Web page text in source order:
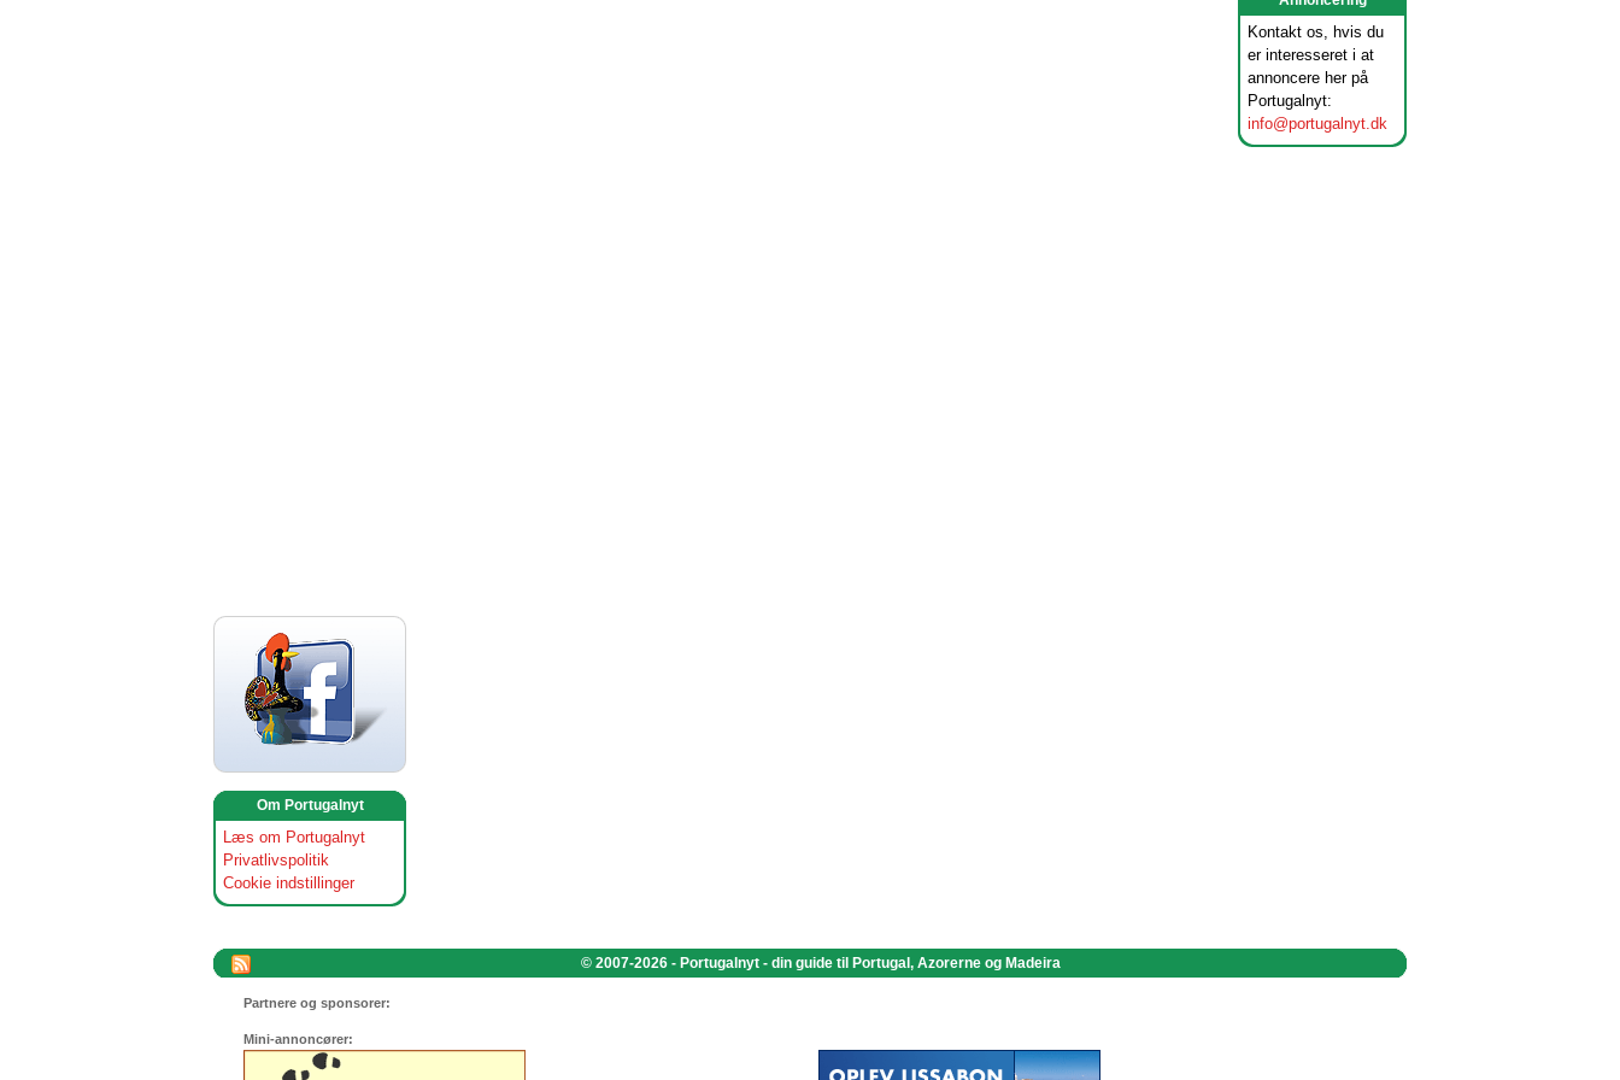
Kontakt os, hvis du
er interesseret i at
annoncere her på
Portugalnyt:
info@portugalnyt.dk
Om Portugalnyt
Læs om Portugalnyt
Privatlivspolitik
Cookie indstillinger
© 2007-2026 - Portugalnyt - din guide til Portugal, Azorerne og Madeira
Partnere og sponsorer:
Mini-annoncører: